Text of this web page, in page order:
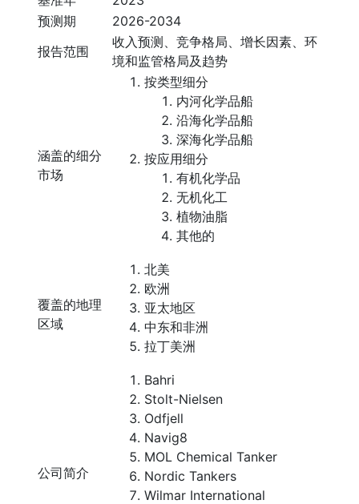
预测期
2026-2034
报告范围
收入预测、竞争格局、增长因素、环
境和监管格局及趋势
涵盖的细分
市场
按类型细分
内河化学品船
沿海化学品船
深海化学品船
按应用细分
有机化学品
无机化工
植物油脂
其他的
覆盖的地理
区域
北美
欧洲
亚太地区
中东和非洲
拉丁美洲
公司简介
Bahri
Stolt-Nielsen
Odfjell
Navig8
MOL Chemical Tanker
Nordic Tankers
Wilmar International